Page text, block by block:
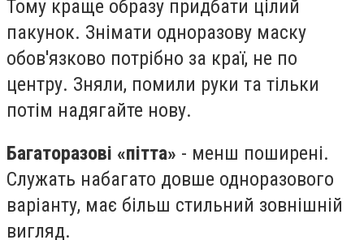
Тому краще образу придбати цілий
пакунок. Знімати одноразову маску
обов'язково потрібно за краї, не по
центру. Зняли, помили руки та тільки
потім надягайте нову.
Багаторазові «пітта» - менш поширені.
Служать набагато довше одноразового
варіанту, має більш стильний зовнішній
вигляд.